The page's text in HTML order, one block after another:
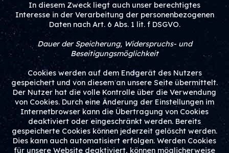
In diesem Zweck liegt auch unser berechtigtes
Interesse in der Verarbeitung der personenbezogenen
Daten nach Art. 6 Abs. 1 lit. f DSGVO.
Dauer der Speicherung, Widerspruchs- und
Beseitigungsmöglichkeit
Cookies werden auf dem Endgerät des Nutzers
gespeichert und von diesem an unsere Seite übermittelt.
Der Nutzer hat die volle Kontrolle über die Verwendung
von Cookies. Durch eine Änderung der Einstellungen im
Internetbrowser kann die Übertragung von Cookies
deaktiviert oder eingeschränkt werden. Bereits
gespeicherte Cookies können jederzeit gelöscht werden.
Dies kann auch automatisiert erfolgen. Werden Cookies
für unsere Website deaktiviert, können möglicherweise